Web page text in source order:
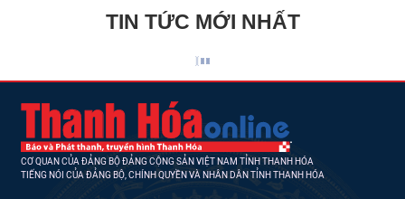
TIN TỨC MỚI NHẤT
CƠ QUAN CỦA ĐẢNG BỘ ĐẢNG CỘNG SẢN VIỆT NAM TỈNH THANH HÓA
TIẾNG NÓI CỦA ĐẢNG BỘ, CHÍNH QUYỀN VÀ NHÂN DÂN TỈNH THANH HÓA